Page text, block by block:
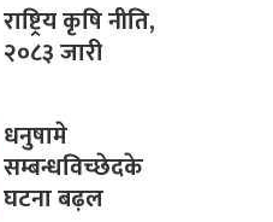
राष्ट्रिय कृषि नीति,
२०८३ जारी
धनुषामे
सम्बन्धविच्छेदके
घटना बढ़ल